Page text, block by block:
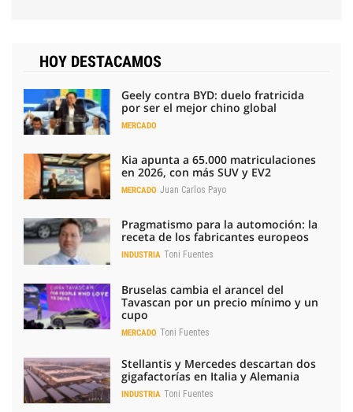
HOY DESTACAMOS
Geely contra BYD: duelo fratricida
por ser el mejor chino global
MERCADO
Kia apunta a 65.000 matriculaciones
en 2026, con más SUV y EV2
MERCADO Juan Carlos Payo
Pragmatismo para la automoción: la
receta de los fabricantes europeos
INDUSTRIA Toni Fuentes
Bruselas cambia el arancel del
Tavascan por un precio mínimo y un
cupo
MERCADO Toni Fuentes
Stellantis y Mercedes descartan dos
gigafactorías en Italia y Alemania
INDUSTRIA Toni Fuentes